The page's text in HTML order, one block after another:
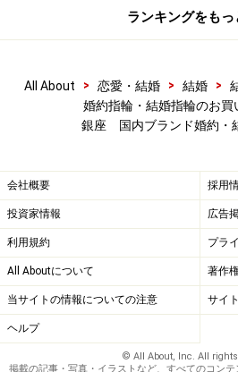
ドトール」の店内を横切ります
の厨房の裏側を覗きながら、ど
住所：中央区銀座7-8
次ページは、ランキング3～5位と
※記事内容は執筆時点のものです。最
い。
2
ランキングをもっ
All About > 恋愛・結婚 > 結婚 >
婚約指輪・結婚指輪のお買
銀座 国内ブランド婚約・
会社概要 採用
投資家情報 広告
利用規約 プラ
All Aboutについて 著作
当サイトの情報についての注意 サイ
ヘルプ
© All About, Inc. All rights
掲載の記事・写真・イラストなど、すべてのコン